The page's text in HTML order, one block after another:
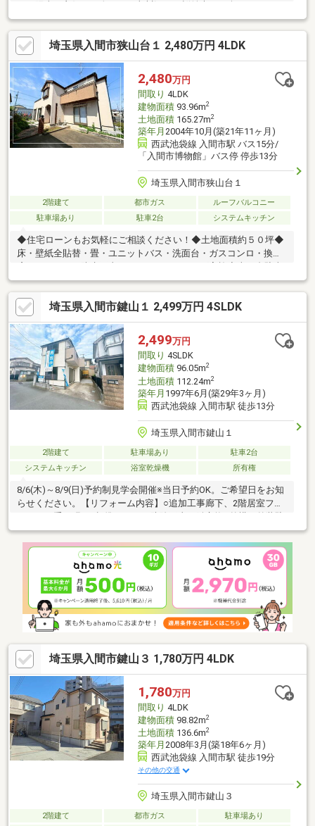
けます～■三井アウトレットパーク.コストコも近隣に有り・‥…ラ
イフインフォメーション…‥・■小学校まで徒歩6分■中学校まで徒
歩16分■スーパーまで徒歩8分■コンビニまで徒歩2分
埼玉県入間市狭山台１ 2,480万円 4LDK
2,480万円
間取り 4LDK
建物面積93.96m2
土地面積165.27m2
築年月 2004年10月(築21年11ヶ月)
西武池袋線 入間市駅 バス15分/
「入間市博物館」バス停 停歩13分
埼玉県入間市狭山台１
2階建て 都市ガス
ルーフバルコニー
駐車場あり
駐車2台 システムキッチン
◆住宅ローンもお気軽にご相談ください！◆土地面積約５０坪◆
床・壁紙全貼替・畳・ユニットバス・洗面台・ガスコンロ・換気
可能です！◆屋根裏収納もあります！
埼玉県入間市鍵山１ 2,499万円 4SLDK
2,499万円
間取り 4SLDK
建物面積96.05m2
土地面積112.24m2
築年月 1997年6月(築29年3ヶ月)
西武池袋線 入間市駅 徒歩13分
埼玉県入間市鍵山１
2階建て 駐車場あり
駐車2台
システムキッチン
浴室乾燥機 所有権
8/6(木)～8/9(日)予約制見学会開催※当日予約OK。ご希望日をお知
らせください。【リフォーム内容】○追加工事廊下、2階居室フロ
車場拡張、屋根塗装、外壁塗装、植栽剪定●水回りシステムキッ
チン交換、ユニットバス交換、トイレ交換、洗面化粧台、給湯器
交換●内装クロス張替え、畳表替え、障子・襖張替え【おすすめ
ポイント】・本物件は条件により住宅ローン減税が適用されま
す。・雨漏り、構造上主要な部分の欠陥や・腐食、給排水管の故
障や漏水についてお引渡しより２年間保証・シロアリ防除工事
埼玉県入間市鍵山３ 1,780万円 4LDK
1,780万円
間取り 4LDK
建物面積98.82m2
土地面積136.6m2
築年月 2008年3月(築18年6ヶ月)
西武池袋線 入間市駅 徒歩19分
その他の交通
埼玉県入間市鍵山３
2階建て 都市ガス
駐車場あり